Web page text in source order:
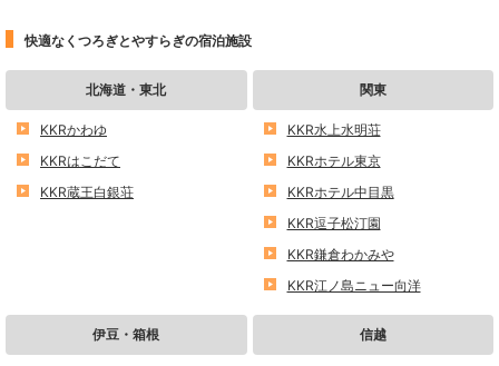
快適なくつろぎとやすらぎの宿泊施設
北海道・東北
KKRかわゆ
KKRはこだて
KKR蔵王白銀荘
関東
KKR水上水明荘
KKRホテル東京
KKRホテル中目黒
KKR逗子松汀園
KKR鎌倉わかみや
KKR江ノ島ニュー向洋
伊豆・箱根 信越